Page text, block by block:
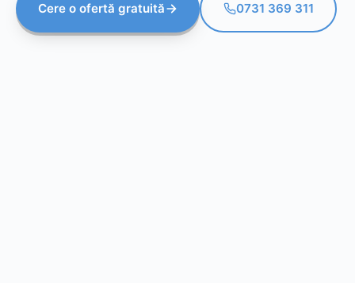
Cere o ofertă gratuită 0731 369 311